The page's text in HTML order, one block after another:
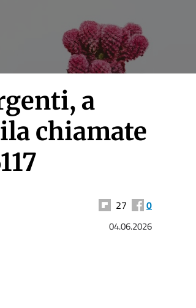
a
chiamate
27 0
04.06.2026